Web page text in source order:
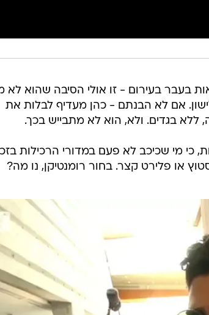
בעבר בעירום - זו אולי הסיבה שהוא
אם לא הבנתם - כהן מעדיף לבלות את
ללא בגדים. ולא, הוא לא מתבייש בכך.
כי מי שכיכב לא פעם במדורי הרכילות
או פלירט קצר. בחור רומנטיקן, נו מה?